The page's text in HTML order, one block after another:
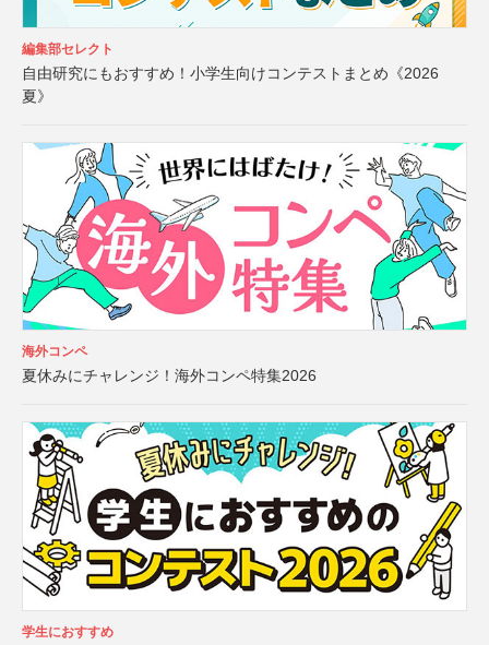
編集部セレクト
自由研究にもおすすめ！小学生向けコンテストまとめ《2026
夏》
海外コンペ
夏休みにチャレンジ！海外コンペ特集2026
学生におすすめ